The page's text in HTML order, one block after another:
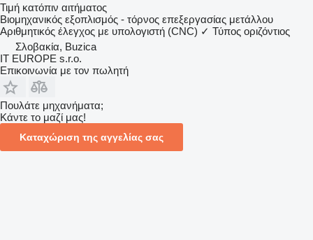
Τιμή κατόπιν αιτήματος
Βιομηχανικός εξοπλισμός - τόρνος επεξεργασίας μετάλλου
Αριθμητικός έλεγχος με υπολογιστή (CNC) ✓ Τύπος οριζόντιος
Σλοβακία, Buzica
IT EUROPE s.r.o.
Επικοινωνία με τον πωλητή
Πουλάτε μηχανήματα;
Κάντε το μαζί μας!
Καταχώριση της αγγελίας σας